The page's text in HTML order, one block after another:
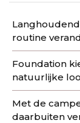
routine
Foundation
natuurlijke
Met de
daarbuiten